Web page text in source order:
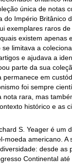
única de notas
do Império Britânico
exemplares raros
existem apenas
limitava a
e ajudava a
parte da sua
permanece em
foi sempre
nota rara, mas
histórico e as
S. Yeager é um
moeda americano. A
desde as
Continental